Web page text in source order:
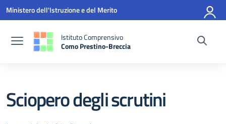
Vai ai contenuti
Vai al menu di navigazione
Vai al footer
Ministero dell'Istruzione e del Merito
Istituto Comprensivo
Como Prestino-Breccia
Sciopero degli scrutini